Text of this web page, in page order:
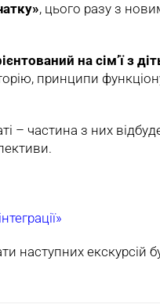
, цього разу з
на сім’ї з
принципи
– частина з них
наступних екскурсій